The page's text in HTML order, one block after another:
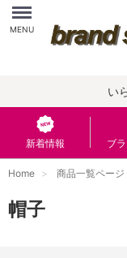
Menu
MENU
い
新着情報 ブ
Home 商品一覧ページ
帽子